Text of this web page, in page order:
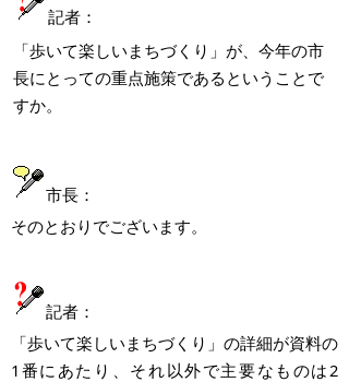
記者：
「歩いて楽しいまちづくり」が、今年の市
長にとっての重点施策であるということで
すか。
市長：
そのとおりでございます。
記者：
「歩いて楽しいまちづくり」の詳細が資料の
1番にあたり、それ以外で主要なものは2